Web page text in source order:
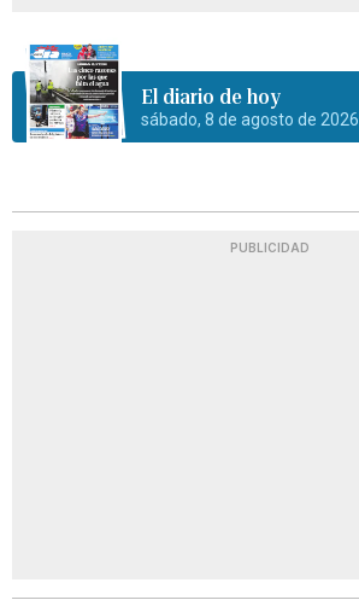
El diario de hoy
sábado, 8 de agosto de 2026
PUBLICIDAD